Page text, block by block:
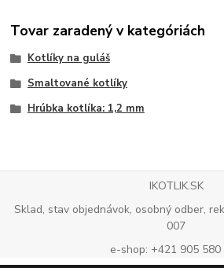
Tovar zaradený v kategóriách
Kotlíky na guláš
Smaltované kotlíky
Hrúbka kotlíka: 1,2 mm
IKOTLIK.SK
Sklad, stav objednávok, osobný odber,
007
e-shop: +421 905 580